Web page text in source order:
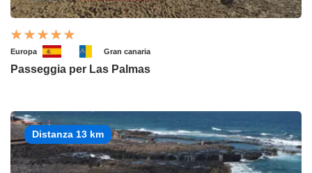
Europa Gran canaria
Passeggia per Las Palmas
Distanza 13 km